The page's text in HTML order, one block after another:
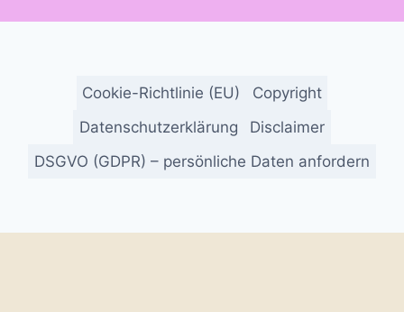
Cookie-Richtlinie (EU)
Copyright
Datenschutzerklärung
Disclaimer
DSGVO (GDPR) – persönliche Daten anfordern